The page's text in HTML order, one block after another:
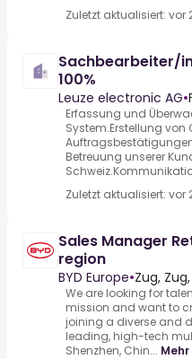
Zuletzt aktualisiert: vor
Sachbearbeiter/
100%
Leuze electronic AG•
Erfassung und
System.Erstellung von
Betreuung unserer
Zuletzt aktualisiert: vor
Sales Manager
region
BYD Europe•Zug,
We are looking for
mission and want to
joining a diverse and
leading, high-tech
Shenzhen, Chin...